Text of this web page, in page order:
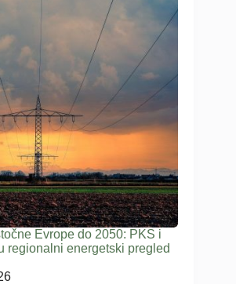
Evrope do 2050: PKS i
regionalni energetski pregled